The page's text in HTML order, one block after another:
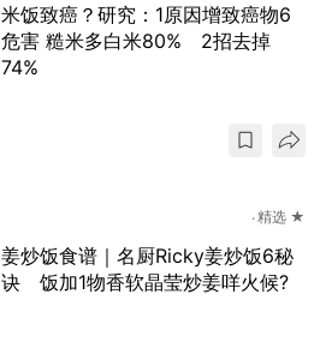
米饭致癌？研究：1原因增致癌物6
危害 糙米多白米80% 2招去掉
74%
精选 ★
姜炒饭食谱｜名厨Ricky姜炒饭6秘
诀 饭加1物香软晶莹炒姜咩火候?